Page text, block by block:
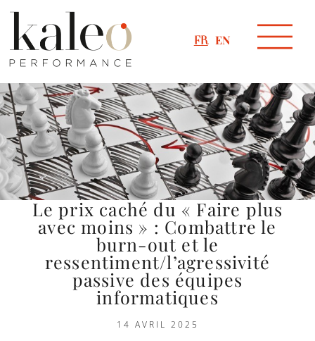
FR EN
Le prix caché du « Faire plus
avec moins » : Combattre le
burn-out et le
ressentiment/l’agressivité
passive des équipes
informatiques
14 AVRIL 2025